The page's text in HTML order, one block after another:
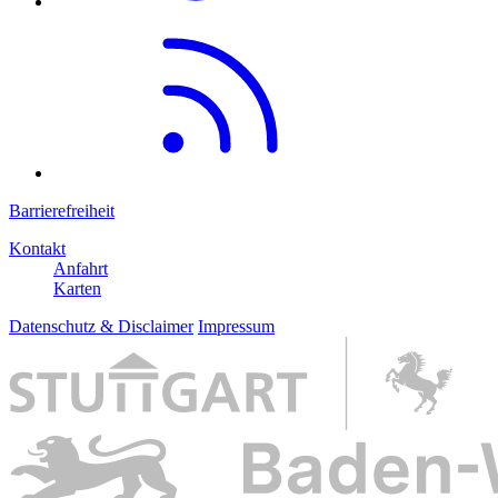
Barrierefreiheit
Kontakt
Anfahrt
Karten
Datenschutz & Disclaimer Impressum